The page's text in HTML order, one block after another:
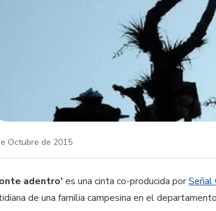
Octubre de 2015
adentro' es una cinta co-producida por
de una familia campesina en el